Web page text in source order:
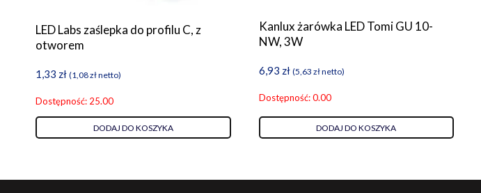
LED Labs zaślepka do profilu C, z
otworem
1,33 zł (1,08złnetto)
Dostępność: 25.00
DODAJ DO KOSZYKA
Kanlux żarówka LED Tomi GU 10-
NW, 3W
6,93 zł (5,63 złnetto)
Dostępność: 0.00
DODAJ DO KOSZYKA